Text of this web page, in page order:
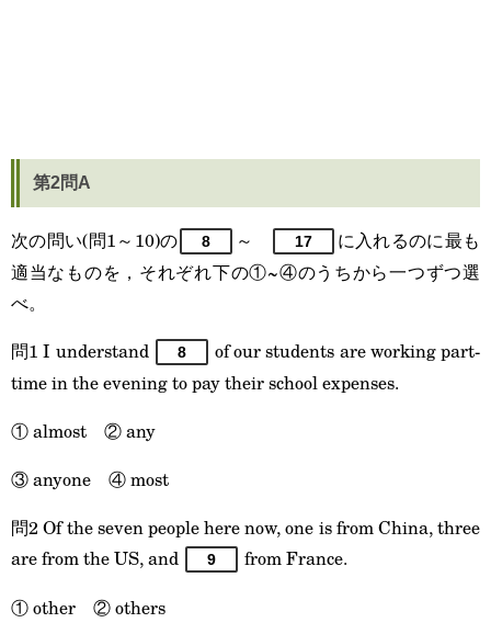
第2問A
次の問い(問1～10)の 8 ～ 17
に入れるのに最も
適当なものを，それぞれ下の①~④のうちから一つずつ選
べ。
問1 I understand
8
of our students are working part-
time in the evening to pay their school expenses.
① almost ② any
③ anyone ④ most
問2 Of the seven people here now, one is from China, three
are from the US, and
9
from France.
① other ② others